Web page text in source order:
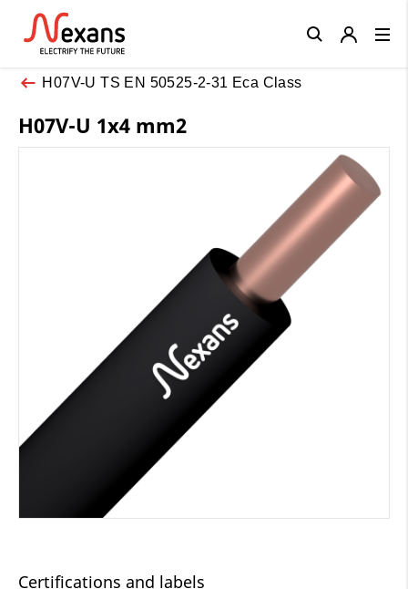
H07V-U TS EN 50525-2-31 Eca Class
H07V-U 1x4 mm2
Certifications and labels
Close